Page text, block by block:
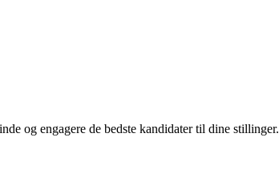
og engagere de bedste kandidater til dine stillinger.